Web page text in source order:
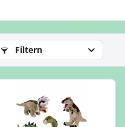
Filtern